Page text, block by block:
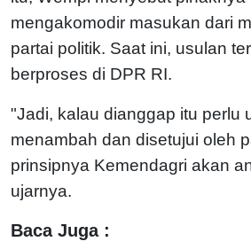
mengakomodir masukan dari
partai politik. Saat ini, usulan
berproses di DPR RI.
"Jadi, kalau dianggap itu perlu
menambah dan disetujui oleh
prinsipnya Kemendagri akan
ujarnya.
Baca Juga :